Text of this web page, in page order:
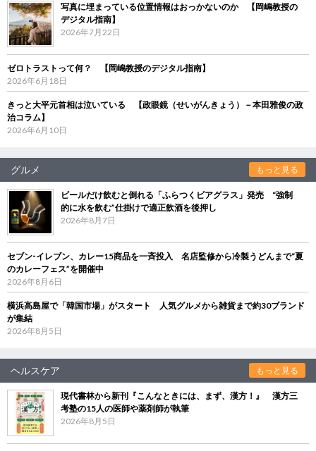
写真に埋まっている位置情報はおっかないのか 【岡嶋教授の
デジタル指南】
2026年7月22日
ゼロトラストって何？ 【岡嶋教授のデジタル指南】
2026年6月18日
きっと大平元首相は泣いている 【政眼鏡（せいがんきょう）－本田雅俊の政
治コラム】
2026年6月10日
グルメ もっと見る
ビールだけ飲むと倒れる「ふらつくビアグラス」発売 “強制
的に水を飲む”仕掛けで適正飲酒を後押し
2026年8月7日
セブン‐イレブン、カレー15商品を一斉投入 名店監修から冷製うどんまで“夏
のカレーフェス”を開催中
2026年8月6日
横浜高島屋で「韓国市場」がスタート 人気グルメから雑貨まで約30ブランド
が集結
2026年8月5日
ヘルスケア もっと見る
現代書林から新刊『こんなときには、まず、漢方！』 漢方三
考塾の15人の医師や薬剤師が執筆
2026年8月5日